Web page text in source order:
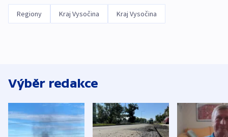
Regiony Kraj Vysočina Kraj Vysočina
Výběr redakce